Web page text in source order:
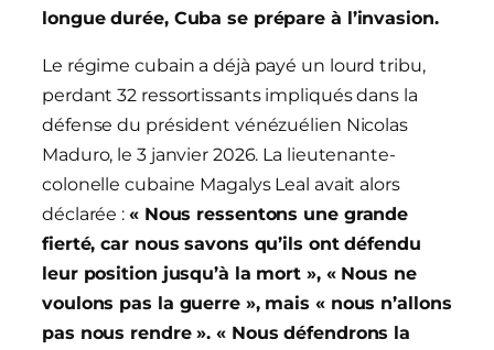
longue durée, Cuba se prépare à l’invasion.
Le régime cubain a déjà payé un lourd tribu,
perdant 32 ressortissants impliqués dans la
défense du président vénézuélien Nicolas
Maduro, le 3 janvier 2026. La lieutenante-
colonelle cubaine Magalys Leal avait alors
déclarée : « Nous ressentons une grande
fierté, car nous savons qu’ils ont défendu
leur position jusqu’à la mort », « Nous ne
voulons pas la guerre », mais « nous n’allons
pas nous rendre ». « Nous défendrons la